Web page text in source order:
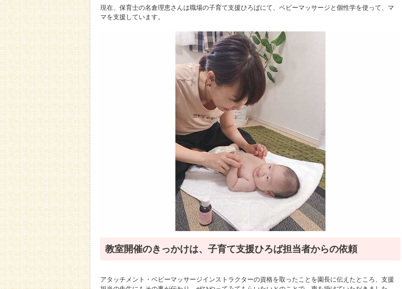
現在、保育士の名倉理恵さんは職場の子育て支援ひろばにて、ベビーマッサージと個性学を使って、マ
マを支援しています。
教室開催のきっかけは、子育て支援ひろば担当者からの依頼
アタッチメント・ベビーマッサージインストラクターの資格を取ったことを園長に伝えたところ、支援